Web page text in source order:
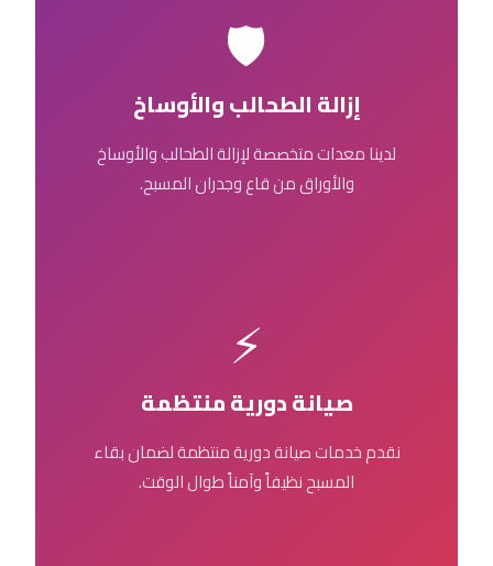
🛡️
إزالة الطحالب والأوساخ
لدينا معدات متخصصة لإزالة الطحالب والأوساخ
والأوراق من قاع وجدران المسبح.
⚡
صيانة دورية منتظمة
نقدم خدمات صيانة دورية منتظمة لضمان بقاء
المسبح نظيفاً وآمناً طوال الوقت.